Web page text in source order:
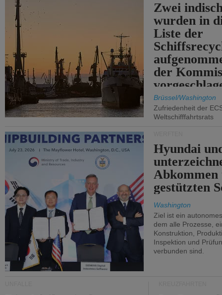
Zwei
wurden in
Liste der
der
Brüssel/Washington
Zufriedenheit der
Weltschifffahrtsrats
Hyundai
gestützten
Washington
Ziel ist ein
dem alle Prozesse,
Konstruktion,
Inspektion und
verbunden sind.